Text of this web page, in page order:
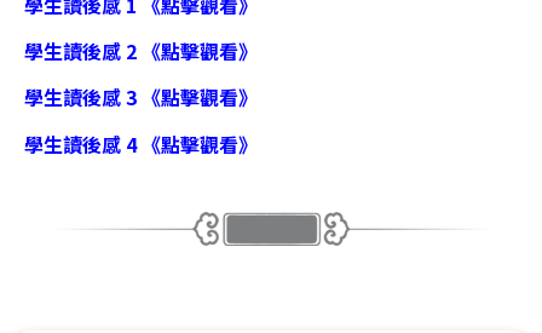
學生讀後感 2 《點擊觀看》
學生讀後感 3 《點擊觀看》
學生讀後感 4 《點擊觀看》